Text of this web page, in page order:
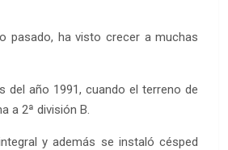
pasado, ha visto crecer a muchas
año 1991, cuando el terreno de
a 2ª división B.
y además se instaló césped